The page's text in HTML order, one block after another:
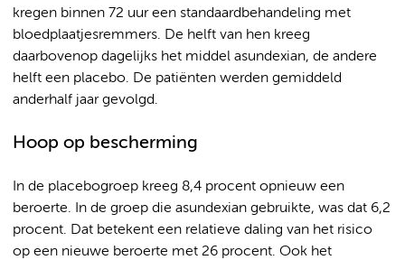
kregen binnen 72 uur een standaardbehandeling met
bloedplaatjesremmers. De helft van hen kreeg
daarbovenop dagelijks het middel asundexian, de andere
helft een placebo. De patiënten werden gemiddeld
anderhalf jaar gevolgd.
Hoop op bescherming
In de placebogroep kreeg 8,4 procent opnieuw een
beroerte. In de groep die asundexian gebruikte, was dat 6,2
procent. Dat betekent een relatieve daling van het risico
op een nieuwe beroerte met 26 procent. Ook het